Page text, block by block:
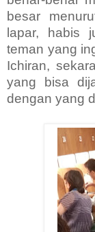
besar
lapar, habis
teman yang
Ichiran,
yang bisa
dengan yang